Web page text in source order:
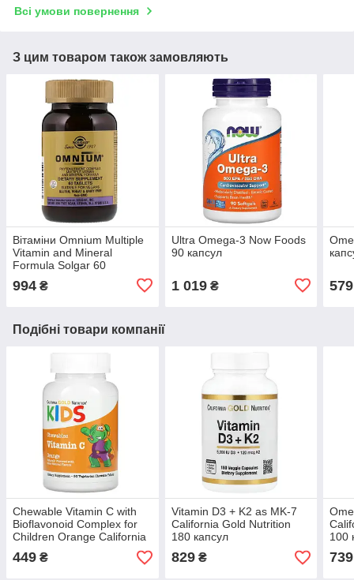
Всі умови повернення
З цим товаром також замовляють
Вітаміни Omnium Multiple
Vitamin and Mineral
Formula Solgar 60
994 ₴
Ultra Omega-3 Now Foods
90 капсул
1 019₴ 579
Подібні товари компанії
Chewable Vitamin C with
Bioflavonoid Complex for
Children Orange California
Gold Nutrition 90
жувальних таблеток
449 ₴
Vitamin D3 + K2 as MK-7
California Gold Nutrition
180 капсул
829₴
100
739